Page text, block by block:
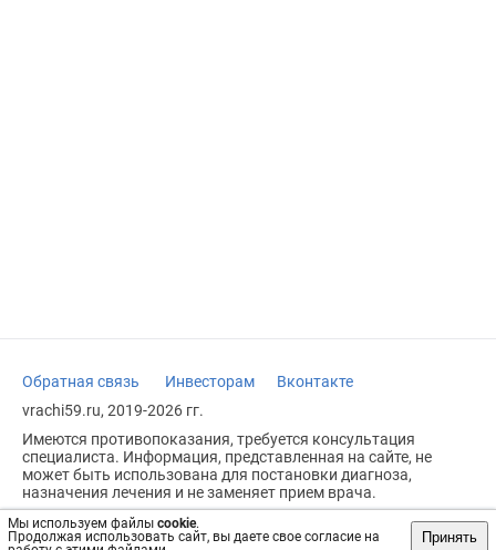
Мы используем файлы cookie.
Продолжая использовать сайт, вы даете свое согласие на
Принять
Обратная связь Инвесторам
Вконтакте
vrachi59.ru, 2019-2026 гг.
Имеются противопоказания, требуется консультация
специалиста. Информация, представленная на сайте, не
может быть использована для постановки диагноза,
назначения лечения и не заменяет прием врача.
Возрастное ограничение: 18+